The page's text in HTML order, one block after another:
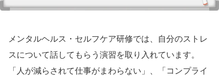
メンタルヘルス・セルフケア研修では、自分のストレ
スについて話してもらう演習を取り入れています。
「人が減らされて仕事がまわらない」、「コンプライ